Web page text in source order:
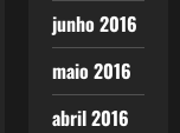
junho 2016
maio 2016
abril 2016